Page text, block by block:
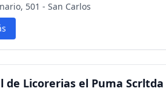
501 - San Carlos
de Licorerias el Puma Scrltda